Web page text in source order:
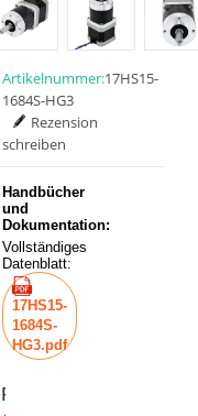
Artikelnummer:17HS15-
1684S-HG3
Rezension
schreiben
Handbücher
und
Dokumentation:
Vollständiges
Datenblatt:
17HS15-
1684S-
HG3.pdf
Preis: